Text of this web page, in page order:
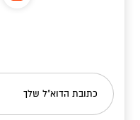
כתובת הדוא"ל שלך